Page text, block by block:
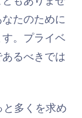
たのために
。プライベ
るべきでは
多くを求め